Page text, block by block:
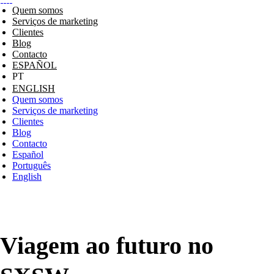
Quem somos
Serviços de marketing
Clientes
Blog
Contacto
ESPAÑOL
ENGLISH
Quem somos
Serviços de marketing
Clientes
Blog
Contacto
Español
Português
English
Viagem ao futuro no